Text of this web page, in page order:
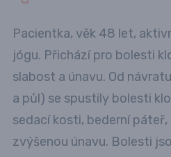
Pacientka, věk 48 let,
jógu. Přichází pro bolesti
slabost a únavu. Od
a půl) se spustily bolesti
sedací kosti, bederní
zvýšenou únavu. Bolesti